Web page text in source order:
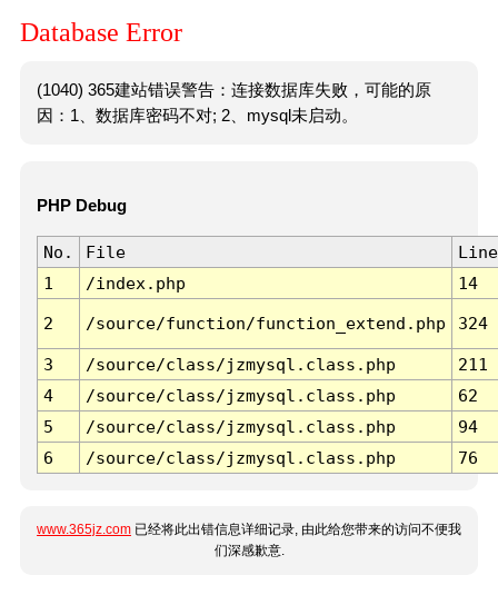
Database Error
(1040) 365建站错误警告：连接数据库失败，可能的原
因：1、数据库密码不对; 2、mysql未启动。
PHP Debug
No. File
Line
1
/index.php 14
2 /source/function/function_extend.php 324
3 /source/class/jzmysql.class.php
211
4
/source/class/jzmysql.class.php
62
5
/source/class/jzmysql.class.php
94
6
/source/class/jzmysql.class.php 76
www.365jz.com 已经将此出错信息详细记录, 由此给您带来的访问不便我
们深感歉意.